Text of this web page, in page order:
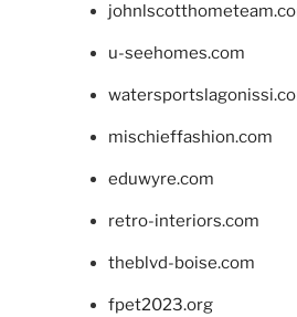
u-seehomes.com
mischieffashion.com
eduwyre.com
retro-interiors.com
theblvd-boise.com
fpet2023.org